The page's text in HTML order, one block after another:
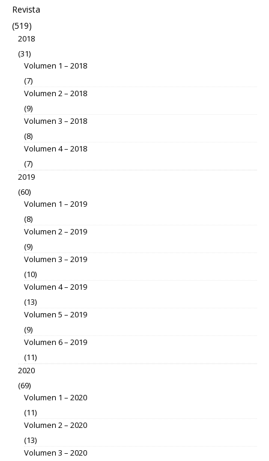
Revista
(519)
2018
(31)
Volumen 1 – 2018
(7)
Volumen 2 – 2018
(9)
Volumen 3 – 2018
(8)
Volumen 4 – 2018
(7)
2019
(60)
Volumen 1 – 2019
(8)
Volumen 2 – 2019
(9)
Volumen 3 – 2019
(10)
Volumen 4 – 2019
(13)
Volumen 5 – 2019
(9)
Volumen 6 – 2019
(11)
2020
(69)
Volumen 1 – 2020
(11)
Volumen 2 – 2020
(13)
Volumen 3 – 2020